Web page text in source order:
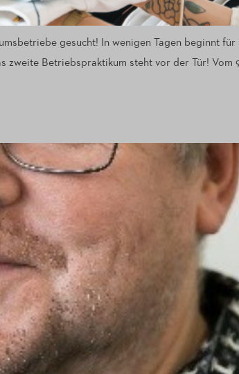
gesucht! In wenigen Tagen beginnt für
Betriebspraktikum steht vor der Tür! Vom